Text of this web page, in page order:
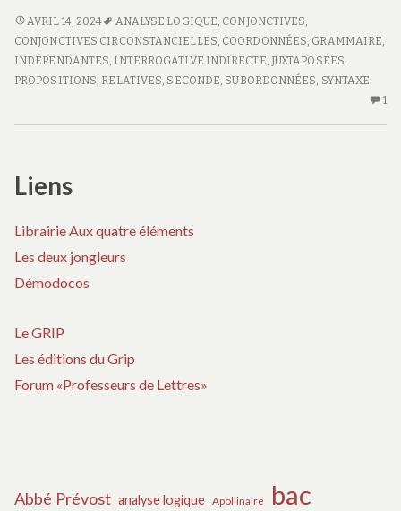
e
s
l
e
t
l
e
s
s
s
de
la
phrase
complexe
COURS
D’ANALYSE
DE
LA
AVRIL 14, 2024 ANALYSE LOGIQUE, CONJONCTIVES,
CONJONCTIVES CIRCONSTANCIELLES, COORDONNÉES, GRAMMAIRE,
INDÉPENDANTES, INTERROGATIVE INDIRECTE, JUXTAPOSÉES,
PROPOSITIONS, RELATIVES, SECONDE, SUBORDONNÉES, SYNTAXE
1
Liens
Librairie Aux quatre éléments
Les deux jongleurs
Démodocos
Le GRIP
Les éditions du Grip
Forum «Professeurs de Lettres»
Abbé Prévost analyse logique Apollinaire bac